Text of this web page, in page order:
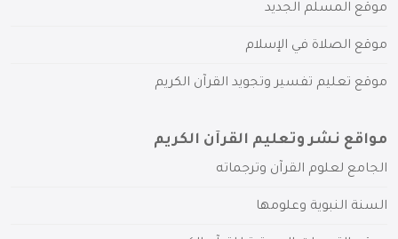
موقع المسلم الجديد
موقع الصلاة في الإسلام
موقع تعليم تفسير وتجويد القرآن الكريم
مواقع نشر وتعليم القرآن الكريم
الجامع لعلوم القرآن وترجماته
السنة النبوية وعلومها